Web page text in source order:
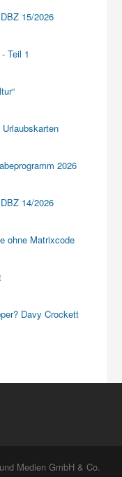
15/2026
Teil 1
2026
14/2026
ohne Matrixcode
Davy Crockett
Medien GmbH & Co.